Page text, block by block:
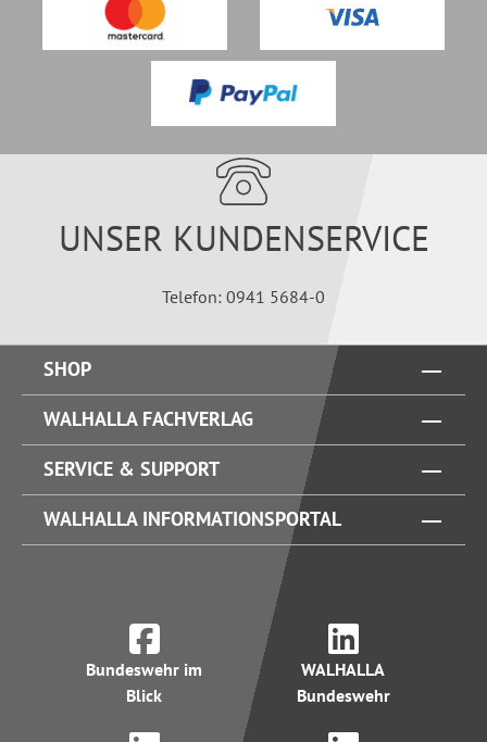
UNSER KUNDENSERVICE
Telefon: 0941 5684-0
SHOP
WALHALLA FACHVERLAG
SERVICE & SUPPORT
WALHALLA INFORMATIONSPORTAL
Bundeswehr im
Blick
WALHALLA
Bundeswehr